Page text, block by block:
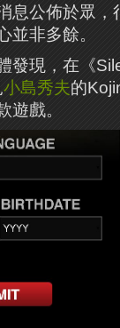
息公佈於眾，
並非多餘。
發現，在《
小島秀夫的
遊戲。